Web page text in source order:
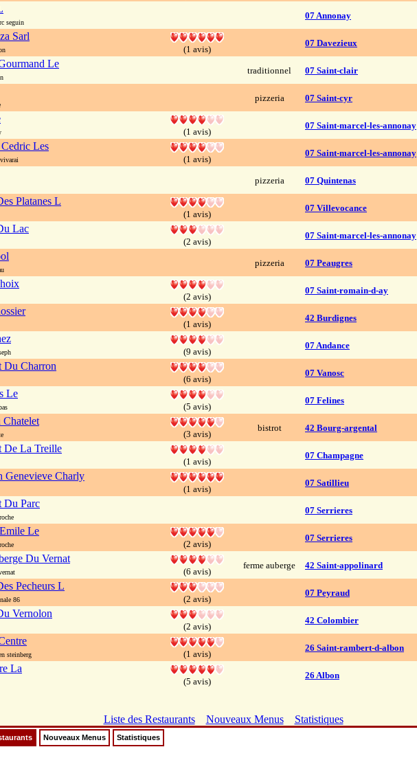
seguin
07 Annonay
Sarl
(1 avis)
07 Davezieux
Le
traditionnel 07 Saint-clair
pizzeria 07 Saint-cyr
(1 avis)
07 Saint-marcel-les-annonay
Les
(1 avis)
07 Saint-marcel-les-annonay
pizzeria 07 Quintenas
Platanes L
(1 avis)
07 Villevocance
Lac
(2 avis)
07 Saint-marcel-les-annonay
pizzeria 07 Peaugres
(2 avis)
07 Saint-romain-d-ay
(1 avis)
42 Burdignes
(9 avis)
07 Andance
Du Charron
(6 avis)
07 Vanosc
Le
(5 avis)
07 Felines
(3 avis)
bistrot 42 Bourg-argental
De La Treille
(1 avis)
07 Champagne
Genevieve Charly
(1 avis)
07 Satillieu
Du Parc
07 Serrieres
Le
(2 avis)
07 Serrieres
Du Vernat
(6 avis)
ferme auberge 42 Saint-appolinard
Pecheurs L
86 (2 avis)
07 Peyraud
Vernolon
(2 avis)
42 Colombier
steinberg (1 avis)
26 Saint-rambert-d-albon
La
(5 avis)
26 Albon
Liste des Restaurants Nouveaux Menus Statistiques
Nouveaux Menus Statistiques